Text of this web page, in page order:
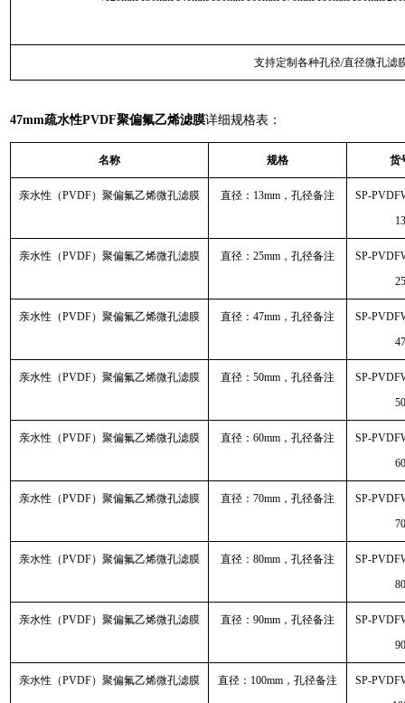
支持定制各种孔径/直径微孔滤
47mm疏水性PVDF聚偏氟乙烯滤膜详细规格表：
名称 规格 货
亲水性（PVDF）聚偏氟乙烯微孔滤膜 直径：13mm，孔径备注
SP-
亲水性（PVDF）聚偏氟乙烯微孔滤膜 直径：25mm，孔径备注
SP-
亲水性（PVDF）聚偏氟乙烯微孔滤膜 直径：47mm，孔径备注
SP-
亲水性（PVDF）聚偏氟乙烯微孔滤膜 直径：50mm，孔径备注
SP-
亲水性（PVDF）聚偏氟乙烯微孔滤膜 直径：60mm，孔径备注
SP-
亲水性（PVDF）聚偏氟乙烯微孔滤膜 直径：70mm，孔径备注
SP-
亲水性（PVDF）聚偏氟乙烯微孔滤膜 直径：80mm，孔径备注
SP-
亲水性（PVDF）聚偏氟乙烯微孔滤膜 直径：90mm，孔径备注
SP-
亲水性（PVDF）聚偏氟乙烯微孔滤膜 直径：100mm，孔径备注
SP-